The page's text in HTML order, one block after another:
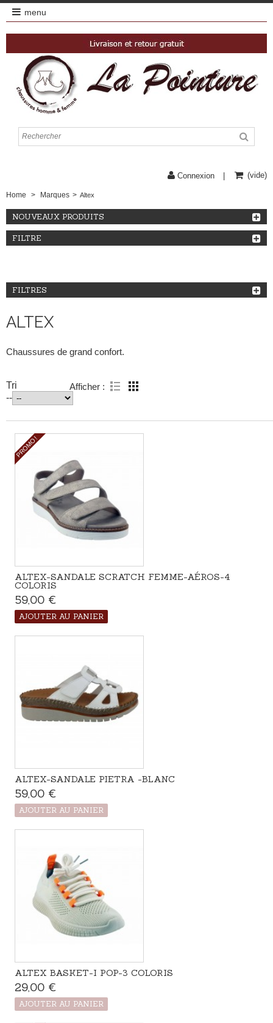
menu
(vide)
Connexion
Home > Marques > Altex
NOUVEAUX PRODUITS
FILTRE
FILTRES
ALTEX
Chaussures de grand confort.
Tri
--
Afficher :
PROMO !
ALTEX-SANDALE SCRATCH FEMME-AÉROS-4
COLORIS
59,00 €
AJOUTER AU PANIER
ALTEX-SANDALE PIETRA -BLANC
59,00 €
AJOUTER AU PANIER
ALTEX BASKET-I POP-3 COLORIS
29,00 €
AJOUTER AU PANIER